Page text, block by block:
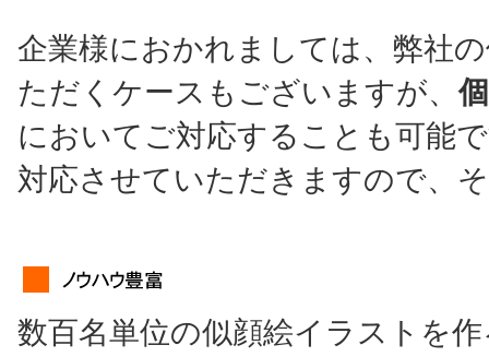
企業様におかれましては、弊社
ただくケースもございますが、
においてご対応することも可能
対応させていただきますので、
数百名単位の似顔絵イラストを